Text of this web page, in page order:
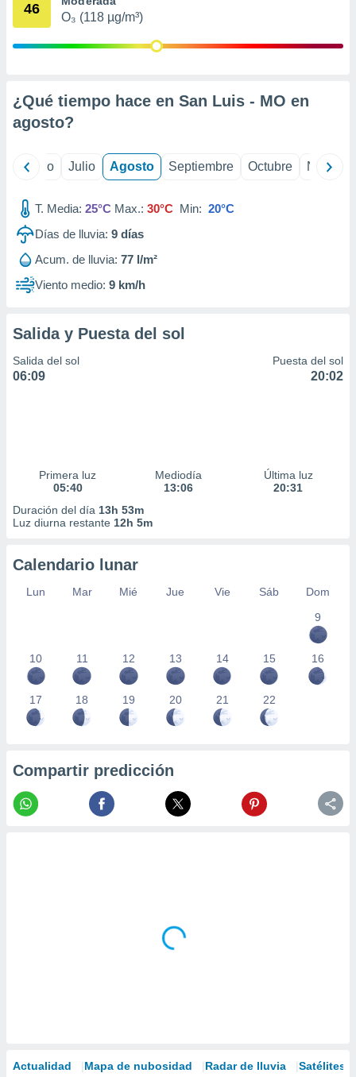
publicidad
1199
46
O₃ (118 µg/m³)
¿Qué tiempo hace en San Luis - MO en
agosto?
Junio Julio Agosto Septiembre Octubre
T. Media: 25°C Max.: 30°C Min: 20°C
Días de lluvia: 9 días
Acum. de lluvia: 77 l/m²
Viento medio: 9 km/h
Salida y Puesta del sol
Salida del sol
06:09
Puesta del sol
20:02
Primera luz
05:40
Mediodía
13:06
Última luz
20:31
Duración del día 13h 53m
Luz diurna restante 12h 5m
Calendario lunar
Lun Mar Mié Jue Vie Sáb
Dom
9
10 11 12 13 14 15 16
17 18 19 20 21 22
Compartir predicción
Actualidad Mapa de nubosidad Radar de lluvia Satélites